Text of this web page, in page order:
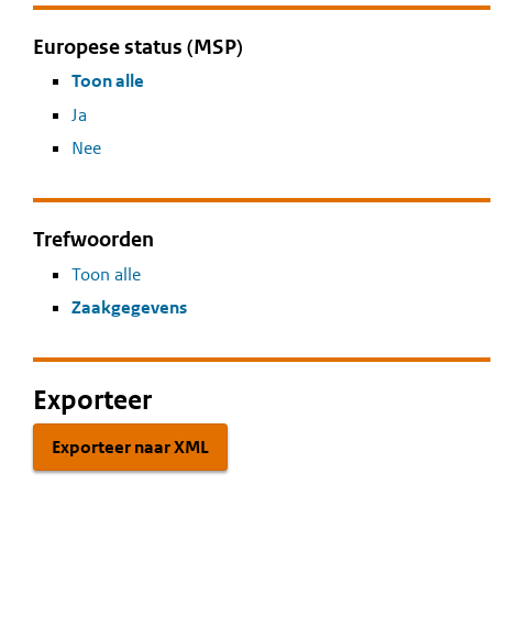
Europese status (MSP)
Toon alle
Ja
Nee
Trefwoorden
Toon alle
Zaakgegevens
Exporteer
Exporteer naar XML